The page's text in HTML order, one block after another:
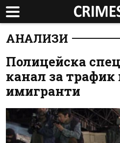
АНАЛИЗИ
Полицейска
канал за трафик
имигранти